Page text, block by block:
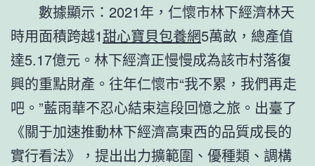
數據顯示：2021年，仁懷市林下經濟林天
時用面積跨越1甜心寶貝包養網5萬畝，總產值
達5.17億元。林下經濟正慢慢成為該市村落復
興的重點財產。往年仁懷市“我不累，我們再走
吧。”藍雨華不忍心結束這段回憶之旅。出臺了
《關于加速推動林下經濟高東西的品質成長的
實行看法》，提出出力擴範圍、優種類、調構